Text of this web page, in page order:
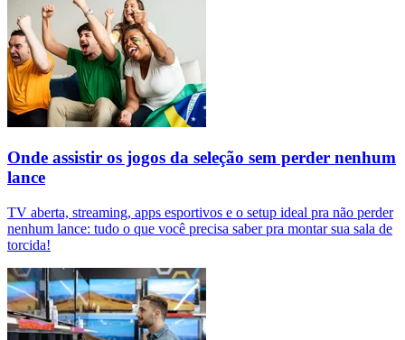
Onde assistir os jogos da seleção sem perder nenhum
lance
TV aberta, streaming, apps esportivos e o setup ideal pra não perder
nenhum lance: tudo o que você precisa saber pra montar sua sala de
torcida!